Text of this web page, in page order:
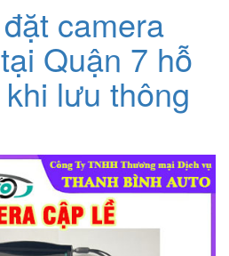
camera
Quận 7 hỗ
lưu thông